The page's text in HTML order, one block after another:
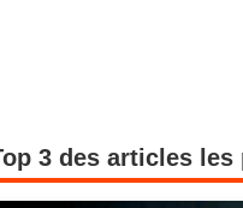
3 des articles les